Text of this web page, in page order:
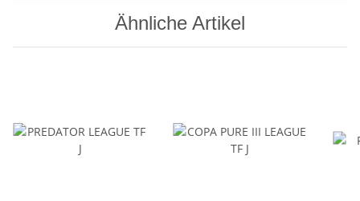
Ähnliche Artikel